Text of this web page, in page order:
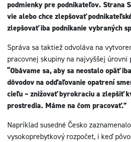
podmienky pre podnikateľov. Strana
vie alebo chce zlepšovať
zlepšovať iba podnikanie vybraných
Správa sa taktiež odvoláva na
pracovnej skupiny na najvyššej úrovni
“Obávame sa, aby sa neostalo opäť
dôvodov na odďaľovanie opatrení
cieľu – znižovať byrokraciu a zlepšiť
prostredia. Máme na čom pracovať.”
Napríklad susedné Česko
vysokoprebytkový rozpočet, i keď